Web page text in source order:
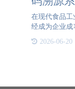
在现代食品工
经成为企业
防伪推出了食
产商实现产
2026-06-20